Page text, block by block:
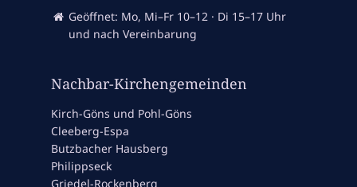
Geöffnet: Mo, Mi–Fr 10–12 · Di 15–17 Uhr
und nach Vereinbarung
Nachbar-Kirchengemeinden
Kirch-Göns und Pohl-Göns
Cleeberg-Espa
Butzbacher Hausberg
Philippseck
Griedel-Rockenberg